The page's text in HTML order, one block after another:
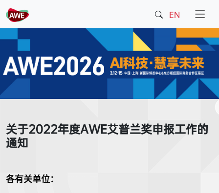
EN
关于2022年度AWE艾普兰奖申报工作的
通知
各有关单位：